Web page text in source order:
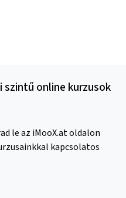
szintű online kurzusok
le az iMooX.at oldalon
kapcsolatos